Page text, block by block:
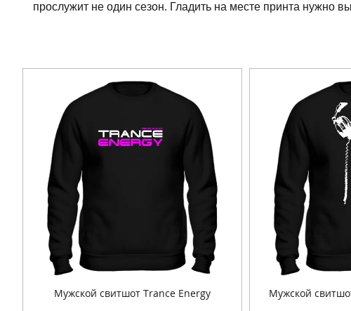
прослужит не один сезон. Гладить на месте принта нужно
Мужской свитшот Trance Energy Мужской